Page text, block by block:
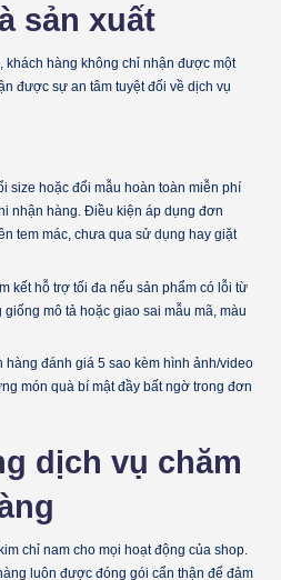
sản xuất
khách hàng không chỉ nhận được một
được sự an tâm tuyệt đối về dịch vụ
size hoặc đổi mẫu hoàn toàn miễn phí
nhận hàng. Điều kiện áp dụng đơn
tem mác, chưa qua sử dụng hay giặt
kết hỗ trợ tối đa nếu sản phẩm có lỗi từ
mô tả hoặc giao sai mẫu mã, màu
hàng đánh giá 5 sao kèm hình ảnh/video
món quà bí mật đầy bất ngờ trong đơn
dịch vụ chăm
chỉ nam cho mọi hoạt động của shop.
luôn được đóng gói cẩn thận để đảm